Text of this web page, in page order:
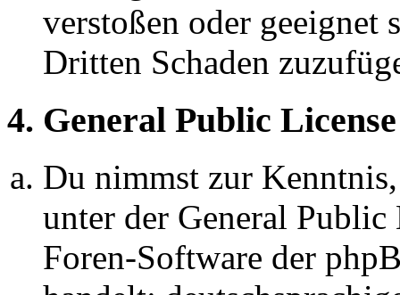
verstoßen oder geeignet
Dritten Schaden
4. General Public License
Du nimmst zur
unter der General
Foren-Software der